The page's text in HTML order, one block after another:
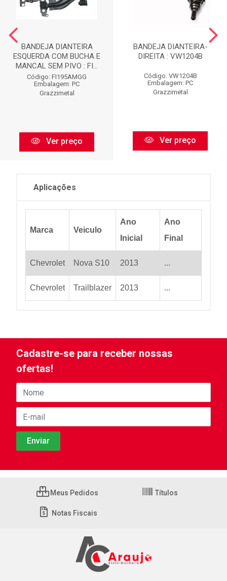
BANDEJA DIANTEIRA
ESQUERDA COM BUCHA E
MANCAL SEM PIVO : FI...
Código: FI195AMGG
Embalagem: PC
Grazzimetal
Ver preço
BANDEJA DIANTEIRA-
DIREITA : VW1204B
Código: VW1204B
Embalagem: PC
Grazzimetal
Ver preço
Aplicações
Marca Veiculo
Ano
Inicial
Ano
Final
Chevrolet Nova S10 2013 ...
Chevrolet Trailblazer 2013 ...
Cadastre-se para receber nossas
ofertas!
Meus Pedidos Títulos
Notas Fiscais